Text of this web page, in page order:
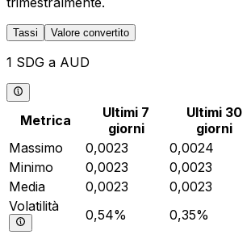
Tassi Valore convertito
1 SDG a AUD
Metrica
Ultimi 7
giorni
Ultimi 30
giorni
Massimo
0,0023 0,0024
Minimo
0,0023 0,0023
Media
0,0023 0,0023
Volatilità
0,54% 0,35%